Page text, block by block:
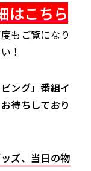
はこちら
もご覧になり
！
ング」番組イ
待ちしており
ズ、当日の物